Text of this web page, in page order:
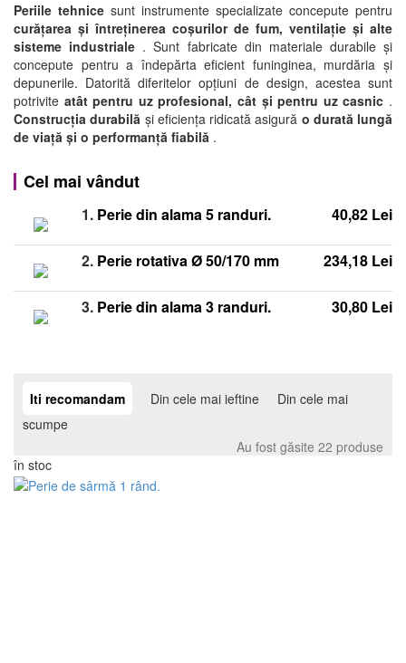
Periile tehnice sunt instrumente specializate concepute pentru
curățarea și întreținerea coșurilor de fum, ventilație și alte
sisteme industriale . Sunt fabricate din materiale durabile și
concepute pentru a îndepărta eficient funinginea, murdăria și
depunerile. Datorită diferitelor opțiuni de design, acestea sunt
potrivite atât pentru uz profesional, cât și pentru uz casnic .
Construcția durabilă și eficiența ridicată asigură o durată lungă
de viață și o performanță fiabilă .
Cel mai vândut
1. Perie din alama 5 randuri. 40,82 Lei
2. Perie rotativa Ø 50/170 mm 234,18 Lei
3. Perie din alama 3 randuri. 30,80 Lei
Iti recomandam Din cele mai ieftine
Din cele mai
scumpe
Au fost găsite 22 produse
în stoc